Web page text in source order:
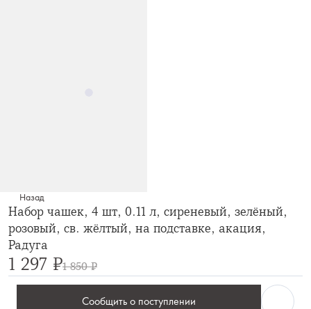
Назад
Набор чашек, 4 шт, 0.11 л, сиреневый, зелёный,
розовый, св. жёлтый, на подставке, акация,
Радуга
1 297 ₽1 850 ₽
Сообщить о поступлении